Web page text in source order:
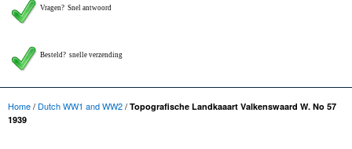
Vragen? Snel antwoord
Besteld? snelle verzending
Home/ Dutch WW1 and WW2/ Topografische Landkaaart Valkenswaard W. No 57
1939